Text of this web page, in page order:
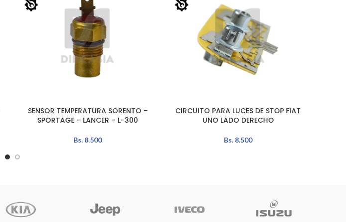
LEER MÁS
SENSOR TEMPERATURA SORENTO –
SPORTAGE – LANCER – L-300
Bs. 8.500
LEER MÁS
CIRCUITO PARA LUCES DE STOP FIAT
UNO LADO DERECHO
Bs. 8.500